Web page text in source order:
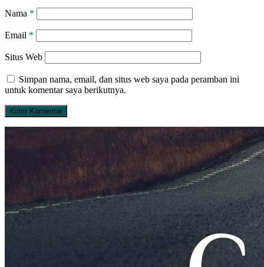
Nama *
Email *
Situs Web
Simpan nama, email, dan situs web saya pada peramban ini
untuk komentar saya berikutnya.